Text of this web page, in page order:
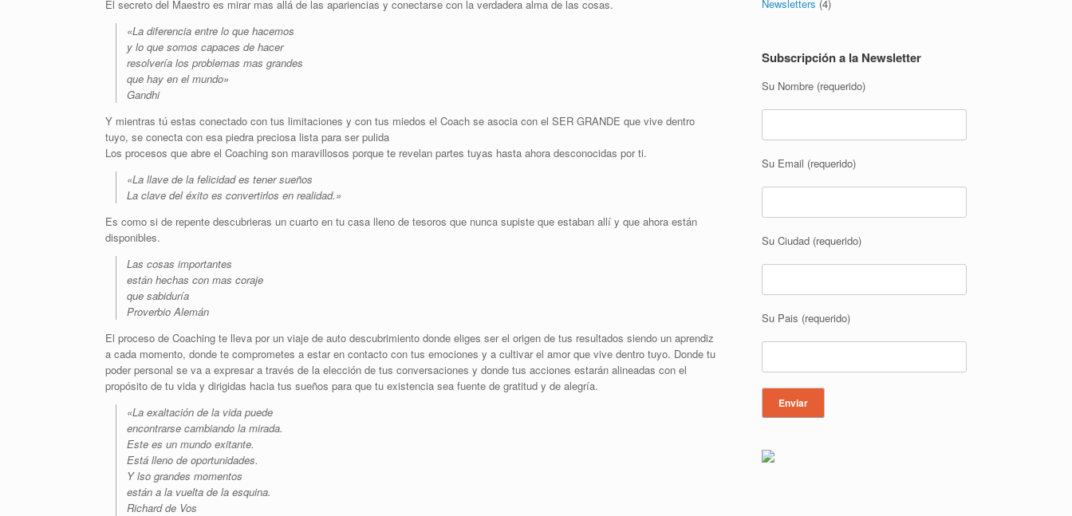
El secreto del Maestro es mirar mas allá de las apariencias y conectarse con la verdadera alma de las cosas.
«La diferencia entre lo que hacemos
y lo que somos capaces de hacer
resolvería los problemas mas grandes
que hay en el mundo»
Gandhi
Y mientras tú estas conectado con tus limitaciones y con tus miedos el Coach se asocia con el SER GRANDE que vive dentro
tuyo, se conecta con esa piedra preciosa lista para ser pulida
Los procesos que abre el Coaching son maravillosos porque te revelan partes tuyas hasta ahora desconocidas por ti.
«La llave de la felicidad es tener sueños
La clave del éxito es convertirlos en realidad.»
Es como si de repente descubrieras un cuarto en tu casa lleno de tesoros que nunca supiste que estaban allí y que ahora están
disponibles.
Las cosas importantes
están hechas con mas coraje
que sabiduría
Proverbio Alemán
El proceso de Coaching te lleva por un viaje de auto descubrimiento donde eliges ser el origen de tus resultados siendo un aprendiz
a cada momento, donde te comprometes a estar en contacto con tus emociones y a cultivar el amor que vive dentro tuyo. Donde tu
poder personal se va a expresar a través de la elección de tus conversaciones y donde tus acciones estarán alineadas con el
propósito de tu vida y dirigidas hacia tus sueños para que tu existencia sea fuente de gratitud y de alegría.
«La exaltación de la vida puede
encontrarse cambiando la mirada.
Este es un mundo exitante.
Está lleno de oportunidades.
Y lso grandes momentos
están a la vuelta de la esquina.
Richard de Vos
Newsletters (4)
Subscripción a la Newsletter
Su Nombre (requerido)
Su Email (requerido)
Su Ciudad (requerido)
Su Pais (requerido)